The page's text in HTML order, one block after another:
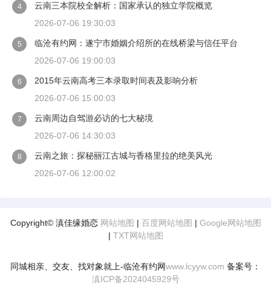
4
云南三本院校全解析：国家承认的独立学院概览
2026-07-06 19:30:03
5
临沧有约网：遂宁市婚姻介绍所的在线桥梁与信任平台
2026-07-06 19:00:03
6
2015年云南高考三本录取时间表及影响分析
2026-07-06 15:00:03
7
云南周边自驾游必访的七大秘境
2026-07-06 14:30:03
8
云南之旅：探秘丽江古城与香格里拉的绝美风光
2026-07-06 12:00:02
Copyright© 滇佳缘婚恋 网站地图 | 百度网站地图 | Google网站地图
| TXT网站地图
同城相亲、交友、找对象就上-临沧有约网www.lcyyw.com 备案号：
滇ICP备2024045929号